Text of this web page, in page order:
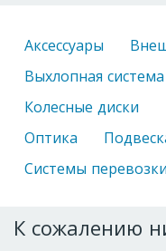
Аксессуары
Выхлопная система
Колесные диски
Оптика
Системы
К сожалению